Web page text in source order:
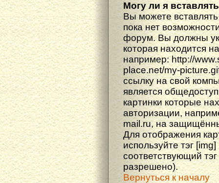
Могу ли я
Вы можете
пока нет
форум. Вы должны
которая находится
например: http://
place.net/my-
ссылку на свой
является
картинки которые
авторизации,
mail.ru, на
Для отображения
используйте тэг
соответствующий
разрешено).
Вернуться к началу